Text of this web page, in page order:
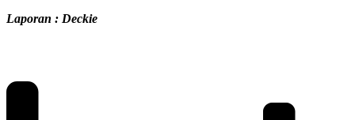
Laporan : Deckie